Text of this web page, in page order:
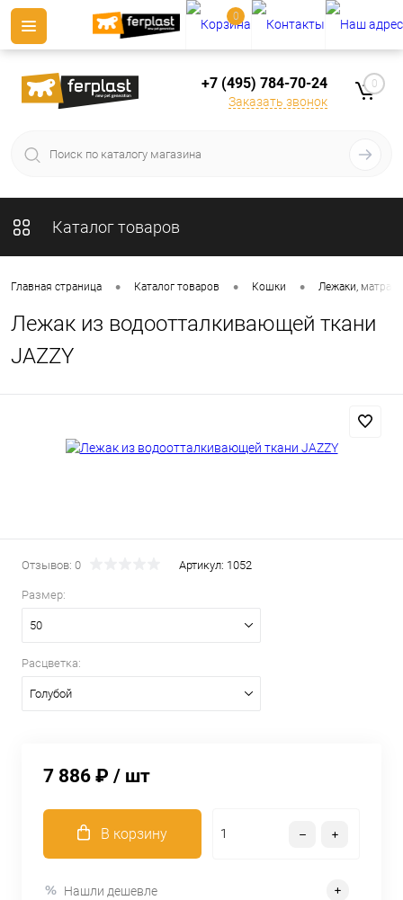
+7 (495) 784-70-24
Заказать звонок
0
Каталог товаров
Главная страница • Каталог товаров • Кошки • Лежаки,
Лежак из водоотталкивающей ткани
JAZZY
Отзывов: 0 Артикул: 1052
Размер:
50
Расцветка:
Голубой
7 886 ₽ / шт
В корзину
Нашли дешевле
0